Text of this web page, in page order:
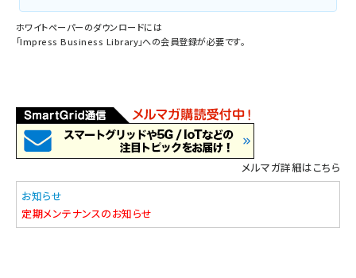
ホワイトペーパーのダウンロードには
「Impress Business Library」への会員登録が必要です。
メルマガ詳細はこちら
お知らせ
定期メンテナンスのお知らせ